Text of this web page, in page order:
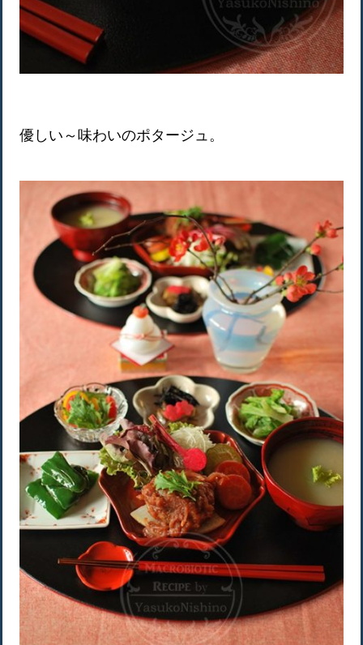
優しい～味わいのポタージュ。